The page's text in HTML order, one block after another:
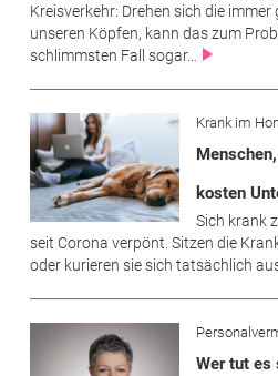
Kreisverkehr: Drehen sich die immer
unseren Köpfen, kann das zum
schlimmsten Fall sogar…
Krank im
kosten
Sich krank
seit Corona verpönt. Sitzen die
oder kurieren sie sich tatsächlich
Wer tut es